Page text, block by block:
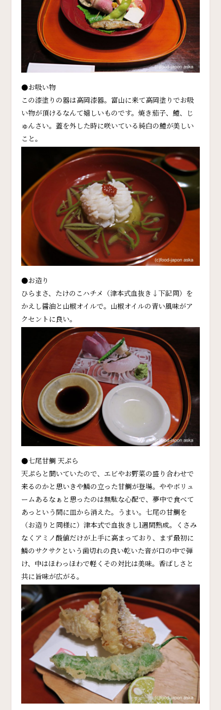
●お吸い物
この漆塗りの器は高岡漆器。富山に来て高岡塗りでお吸
い物が頂けるなんて嬉しいものです。焼き茄子、鱧、じ
ゅんさい。蓋を外した時に咲いている純白の鱧が美しい
こと。
●お造り
ひらまさ、たけのこハチメ（津本式血抜き↓下記同）を
かえし醤油と山椒オイルで。山椒オイルの青い風味がア
クセントに良い。
●七尾甘鯛 天ぷら
天ぷらと聞いていたので、エビやお野菜の盛り合わせで
来るのかと思いきや鱗の立った甘鯛が登場。ややボリュ
ームあるなぁと思ったのは無駄な心配で、夢中で食べて
あっという間に皿から消えた。うまい。七尾の甘鯛を
（お造りと同様に）津本式で血抜きし1週間熟成。くさみ
なくアミノ酸値だけが上手に高まっており、まず最初に
鱗のサクサクという歯切れの良い乾いた音が口の中で弾
け、中はほわっほわで軽くその対比は美味。香ばしさと
共に旨味が広がる。